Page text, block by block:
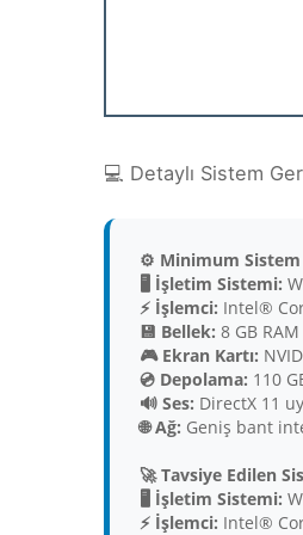
💻 Detaylı Sistem
⚙️ Minimum
🖥️ İşletim Sistemi:
⚡ İşlemci: Intel®
💾 Bellek: 8 GB RAM
🎮 Ekran Kartı:
💿 Depolama: 110
🔊 Ses: DirectX 11
🌐 Ağ: Geniş bant
🚀 Tavsiye Edilen
🖥️ İşletim Sistemi:
⚡ İşlemci: Intel®